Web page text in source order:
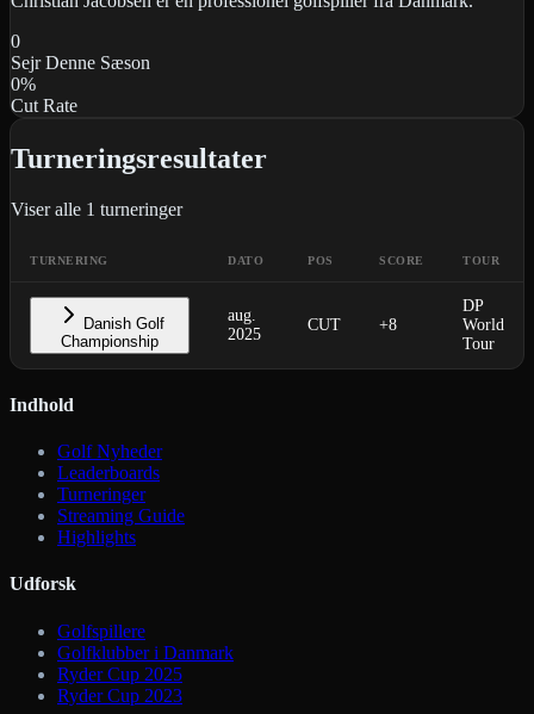
0
Sejr Denne Sæson
0%
Cut Rate
Turneringsresultater
Viser alle 1 turneringer
TURNERING DATO POS SCORE TOUR
Danish Golf
Championship
aug.
2025
CUT +8
DP
World
Tour
Indhold
Golf Nyheder
Leaderboards
Turneringer
Streaming Guide
Highlights
Udforsk
Golfspillere
Golfklubber i Danmark
Ryder Cup 2025
Ryder Cup 2023